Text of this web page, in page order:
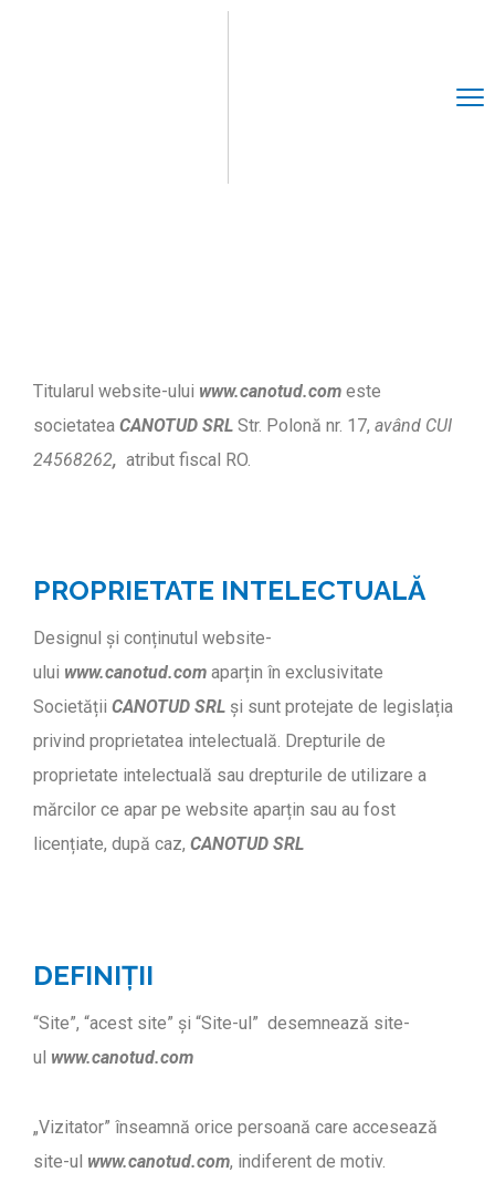
Titularul website-ului www.canotud.com este
societatea CANOTUD SRL Str. Polonă nr. 17, având CUI
24568262, atribut fiscal RO.
PROPRIETATE INTELECTUALĂ
Designul și conținutul website-
ului www.canotud.com aparțin în exclusivitate
Societății CANOTUD SRL și sunt protejate de legislația
privind proprietatea intelectuală. Drepturile de
proprietate intelectuală sau drepturile de utilizare a
mărcilor ce apar pe website aparțin sau au fost
licențiate, după caz, CANOTUD SRL
DEFINIȚII
“Site”, “acest site” și “Site-ul” desemnează site-
ul www.canotud.com
„Vizitator” înseamnă orice persoană care accesează
site-ul www.canotud.com, indiferent de motiv.